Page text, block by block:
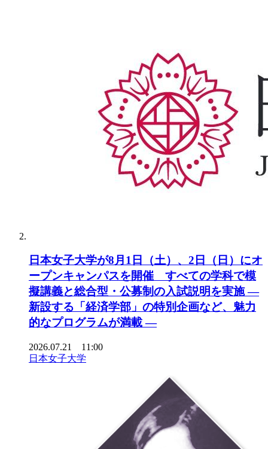
日本女子大学が8月1日（土）、2日（日）にオ
ープンキャンパスを開催 すべての学科で模
擬講義と総合型・公募制の入試説明を実施 ―
新設する「経済学部」の特別企画など、魅力
的なプログラムが満載 ―
2026.07.21 11:00
日本女子大学